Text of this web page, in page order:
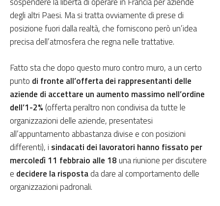
degli altri Paesi. Ma si tratta ovviamente di prese di
posizione fuori dalla realtà, che forniscono però un’idea
precisa dell’atmosfera che regna nelle trattative.
Fatto sta che dopo questo muro contro muro, a un certo
punto di fronte all’offerta dei rappresentanti delle
aziende di accettare un aumento massimo nell’ordine
dell’1-2% (offerta peraltro non condivisa da tutte le
organizzazioni delle aziende, presentatesi
all’appuntamento abbastanza divise e con posizioni
differenti), i sindacati dei lavoratori hanno fissato per
mercoledì 11 febbraio alle 18una riunione per discutere
e decidere la rispostada dare al comportamento delle
organizzazioni padronali.